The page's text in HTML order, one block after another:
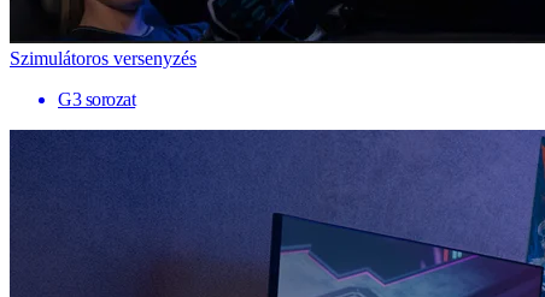
Szimulátoros versenyzés
G3 sorozat